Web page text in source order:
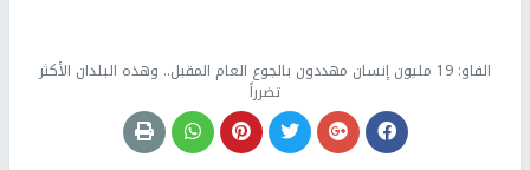
الفاو: 19 مليون إنسان مهددون بالجوع العام المقبل.. وهذه البلدان الأكثر
تضرراً